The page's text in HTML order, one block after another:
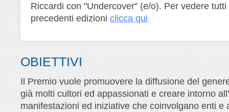
Riccardi con "Undercover" (e/o). Per vedere
precedenti edizioni clicca qui
OBIETTIVI
Il Premio vuole promuovere la diffusione del
già molti cultori ed appassionati e creare intorno
manifestazioni ed iniziative che coinvolgano enti e